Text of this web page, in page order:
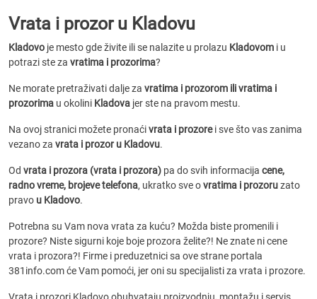
Vrata i prozor u Kladovu
Kladovo je mesto gde živite ili se nalazite u prolazu Kladovom i u
potrazi ste za vratima i prozorima?
Ne morate pretraživati dalje za vratima i prozorom ili vratima i
prozorima u okolini Kladova jer ste na pravom mestu.
Na ovoj stranici možete pronaćivrata i prozorei sve što vas zanima
vezano za vrata i prozor u Kladovu.
Od vrata i prozora (vrata i prozora) pa do svih informacija cene,
radno vreme, brojeve telefona, ukratko sve ovratima i prozoruzato
pravo u Kladovo.
Potrebna su Vam nova vrata za kuću? Možda biste promenili i
prozore? Niste sigurni koje boje prozora želite?! Ne znate ni cene
vrata i prozora?! Firme i preduzetnici sa ove strane portala
381info.com će Vam pomoći, jer oni su specijalisti za vrata i prozore.